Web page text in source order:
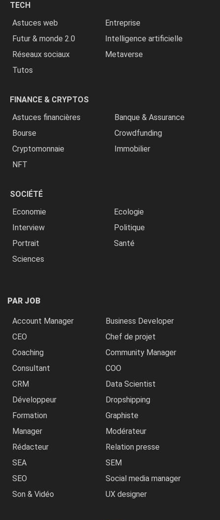
TECH
Astuces web
Entreprise
Futur & monde 2.0
Intelligence artificielle
Réseaux sociaux
Metaverse
Tutos
FINANCE & CRYPTOS
Astuces financières
Banque & Assurance
Bourse
Crowdfunding
Cryptomonnaie
Immobilier
NFT
SOCIÉTÉ
Economie
Ecologie
Interview
Politique
Portrait
Santé
Sciences
PAR JOB
Account Manager
Business Developer
CEO
Chef de projet
Coaching
Community Manager
Consultant
COO
CRM
Data Scientist
Développeur
Dropshipping
Formation
Graphiste
Manager
Modérateur
Rédacteur
Relation presse
SEA
SEM
SEO
Social media manager
Son & Vidéo
UX designer